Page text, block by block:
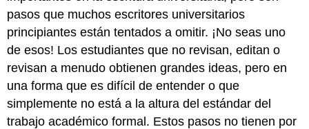
pasos que muchos escritores universitarios
principiantes están tentados a omitir. ¡No seas uno
de esos! Los estudiantes que no revisan, editan o
revisan a menudo obtienen grandes ideas, pero en
una forma que es difícil de entender o que
simplemente no está a la altura del estándar del
trabajo académico formal. Estos pasos no tienen por